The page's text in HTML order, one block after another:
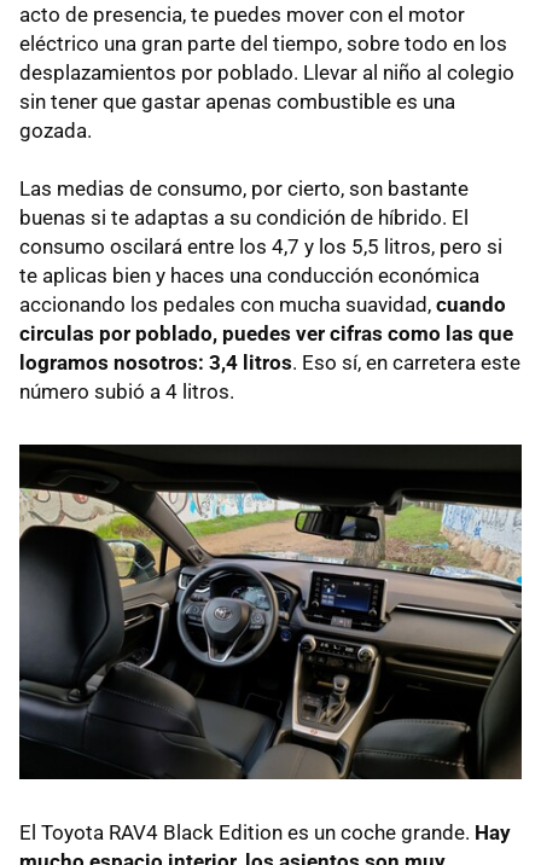
acto de presencia, te puedes mover con el motor
eléctrico una gran parte del tiempo, sobre todo en los
desplazamientos por poblado. Llevar al niño al colegio
sin tener que gastar apenas combustible es una
gozada.
Las medias de consumo, por cierto, son bastante
buenas si te adaptas a su condición de híbrido. El
consumo oscilará entre los 4,7 y los 5,5 litros, pero si
te aplicas bien y haces una conducción económica
accionando los pedales con mucha suavidad, cuando
circulas por poblado, puedes ver cifras como las que
logramos nosotros: 3,4 litros. Eso sí, en carretera este
número subió a 4 litros.
El Toyota RAV4 Black Edition es un coche grande. Hay